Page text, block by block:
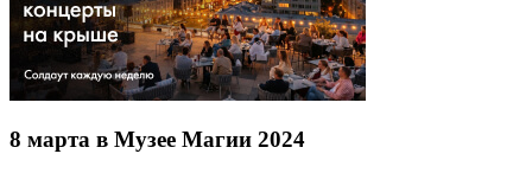
8 марта в Музее Магии 2024